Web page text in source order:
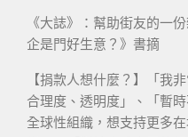
《大誌》：幫助街友的一
企是門好生意？》書摘
【捐款人想什麼？】「我
合理度、透明度」、「暫
全球性組織，想支持更多